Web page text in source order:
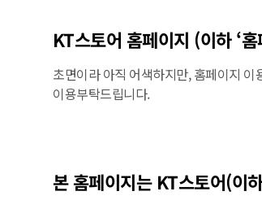
KT스토어 홈페이지 (이하 ‘
초면이라 아직 어색하지만, 홈페이지
이용부탁드립니다.
본 홈페이지는 KT스토어(이